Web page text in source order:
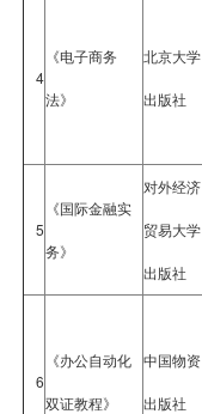
4
《电子商务
法》
北京大学
出版社
5
《国际金融实
务》
对外经济
贸易大学
出版社
6
《办公自动化
双证教程》
中国物资
出版社